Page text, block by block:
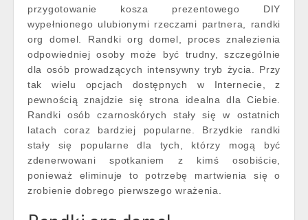
przygotowanie kosza prezentowego DIY
wypełnionego ulubionymi rzeczami partnera, randki
org domel. Randki org domel, proces znalezienia
odpowiedniej osoby może być trudny, szczególnie
dla osób prowadzących intensywny tryb życia. Przy
tak wielu opcjach dostępnych w Internecie, z
pewnością znajdzie się strona idealna dla Ciebie.
Randki osób czarnoskórych stały się w ostatnich
latach coraz bardziej popularne. Brzydkie randki
stały się popularne dla tych, którzy mogą być
zdenerwowani spotkaniem z kimś osobiście,
ponieważ eliminuje to potrzebę martwienia się o
zrobienie dobrego pierwszego wrażenia.